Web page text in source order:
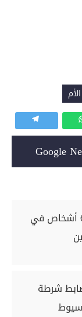
وفاة رائد شرطة وإصابة 6 أشخاص في
شرطة